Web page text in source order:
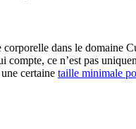
dans le domaine
ce n’est pas
certaine taille minimale